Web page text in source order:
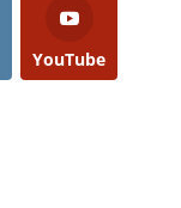
YouTube